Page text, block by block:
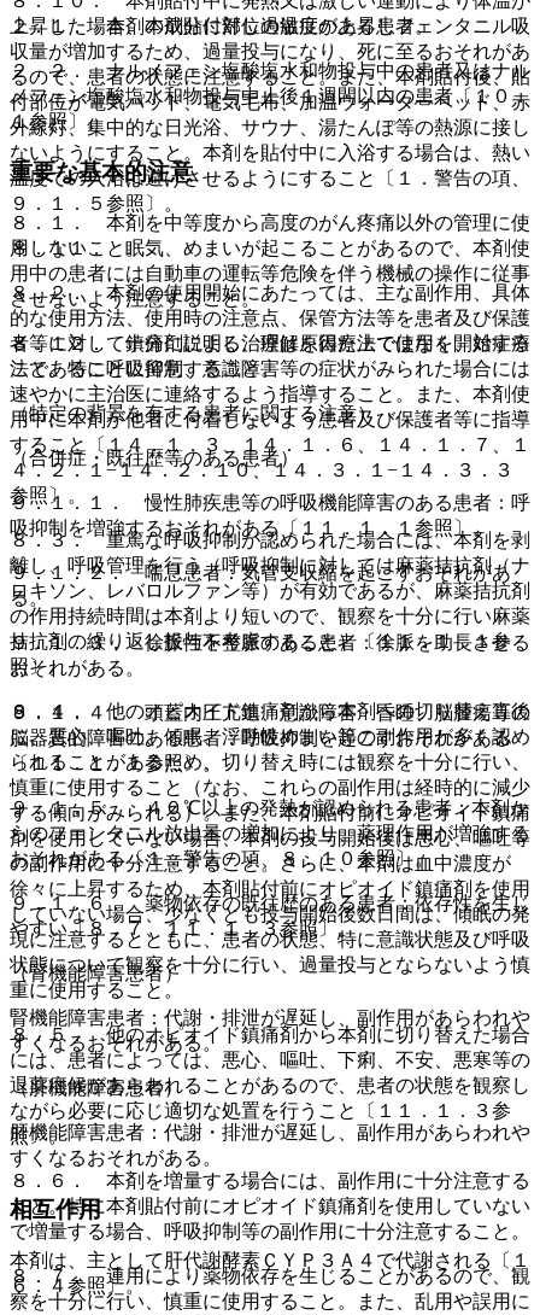
上昇した場合、本剤貼付部位の温度が上昇しフェンタニル吸
収量が増加するため、過量投与になり、死に至るおそれがあ
るので、患者の状態に注意すること。また、本剤貼付後、貼
付部位が電気パッド、電気毛布、加温ウォーターベッド、赤
外線灯、集中的な日光浴、サウナ、湯たんぽ等の熱源に接し
ないようにすること。本剤を貼付中に入浴する場合は、熱い
温度での入浴は避けさせるようにすること〔１．警告の項、
９．１．５参照〕。
８．１１． 眠気、めまいが起こることがあるので、本剤使
用中の患者には自動車の運転等危険を伴う機械の操作に従事
させないよう注意すること。
８．１２． 鎮痛剤による治療は原因療法ではなく、対症療
法であることに留意すること。
（特定の背景を有する患者に関する注意）
（合併症・既往歴等のある患者）
９．１．１． 慢性肺疾患等の呼吸機能障害のある患者：呼
吸抑制を増強するおそれがある〔１１．１．１参照〕。
９．１．２． 喘息患者：気管支収縮を起こすおそれがあ
る。
９．１．３． 徐脈性不整脈のある患者：徐脈を助長させる
おそれがある。
９．１．４． 頭蓋内圧亢進、意識障害・昏睡、脳腫瘍等の
脳器質的障害のある患者：呼吸抑制を起こすおそれがある
〔１１．１．１参照〕。
９．１．５． ４０℃以上の発熱が認められる患者：本剤か
らのフェンタニル放出量の増加により、薬理作用が増強する
おそれがある〔１．警告の項、８．１０参照〕。
９．１．６． 薬物依存の既往歴のある患者：依存性を生じ
やすい〔８．７、１１．１．３参照〕。
（腎機能障害患者）
腎機能障害患者：代謝・排泄が遅延し、副作用があらわれや
すくなるおそれがある。
（肝機能障害患者）
肝機能障害患者：代謝・排泄が遅延し、副作用があらわれや
すくなるおそれがある。
相互作用
本剤は、主として肝代謝酵素ＣＹＰ３Ａ４で代謝される〔１
６．４参照〕。
２．１． 本剤の成分に対し過敏症のある患者。
２．２． ナルメフェン塩酸塩水和物投与中の患者又はナル
メフェン塩酸塩水和物投与中止後１週間以内の患者〔１０．
１参照〕。
重要な基本的注意
８．１． 本剤を中等度から高度のがん疼痛以外の管理に使
用しないこと。
８．２． 本剤の使用開始にあたっては、主な副作用、具体
的な使用方法、使用時の注意点、保管方法等を患者及び保護
者等に対して十分に説明し、理解を得た上で使用を開始する
こと。特に呼吸抑制、意識障害等の症状がみられた場合には
速やかに主治医に連絡するよう指導すること。また、本剤使
用中に本剤が他者に付着しないよう患者及び保護者等に指導
すること〔１４．１．３、１４．１．６、１４．１．７、１
４．２．１−１４．２．１０、１４．３．１−１４．３．３
参照〕。
８．３． 重篤な呼吸抑制が認められた場合には、本剤を剥
離し、呼吸管理を行う（呼吸抑制に対しては麻薬拮抗剤（ナ
ロキソン、レバロルファン等）が有効であるが、麻薬拮抗剤
の作用持続時間は本剤より短いので、観察を十分に行い麻薬
拮抗剤の繰り返し投与を考慮すること）〔１１．１．１参
照〕。
８．４． 他のオピオイド鎮痛剤から本剤への切り替え直後
に、悪心、嘔吐、傾眠、浮動性めまい等の副作用が多く認め
られることがあるため、切り替え時には観察を十分に行い、
慎重に使用すること（なお、これらの副作用は経時的に減少
する傾向がみられる）。また、本剤貼付前にオピオイド鎮痛
剤を使用していない場合、本剤の投与開始後は悪心、嘔吐等
の副作用に十分注意すること。さらに、本剤は血中濃度が
徐々に上昇するため、本剤貼付前にオピオイド鎮痛剤を使用
していない場合、少なくとも投与開始後数日間は、傾眠の発
現に注意するとともに、患者の状態、特に意識状態及び呼吸
状態について観察を十分に行い、過量投与とならないよう慎
重に使用すること。
８．５． 他のオピオイド鎮痛剤から本剤に切り替えた場合
には、患者によっては、悪心、嘔吐、下痢、不安、悪寒等の
退薬症候があらわれることがあるので、患者の状態を観察し
ながら必要に応じ適切な処置を行うこと〔１１．１．３参
照〕。
８．６． 本剤を増量する場合には、副作用に十分注意する
こと。特に本剤貼付前にオピオイド鎮痛剤を使用していない
で増量する場合、呼吸抑制等の副作用に十分注意すること。
８．７． 連用により薬物依存を生じることがあるので、観
察を十分に行い、慎重に使用すること。また、乱用や誤用に